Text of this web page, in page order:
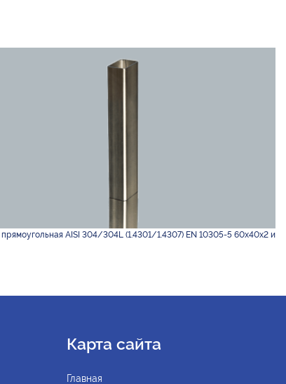
AISI 304/304L (1.4301/1.4307) EN 10305-5 60х40х2 и
Карта сайта
Главная